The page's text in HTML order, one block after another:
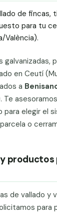
de fincas,
para tu
València).
galvanizadas,
en Ceutí
a
. Te
elegir el
o
productos
de vallado y
para